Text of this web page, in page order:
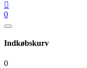

0
Indkøbskurv
0